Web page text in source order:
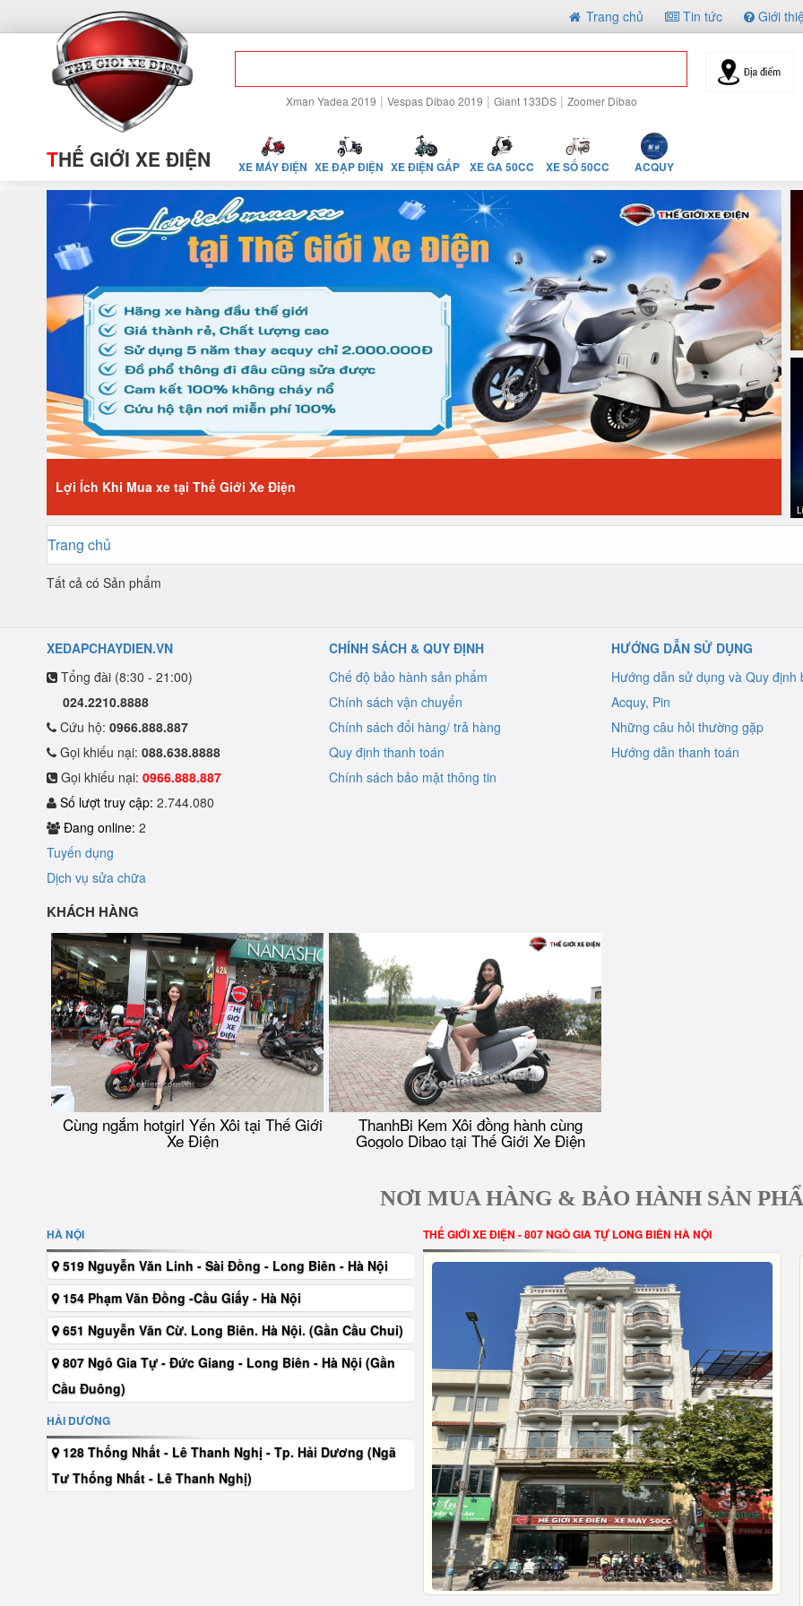
Giới
Tin tức
Trang chủ
THẾ GIỚI XE ĐIỆN
Xman Yadea 2019 | Vespas Dibao 2019 | Giant 133DS | Zoomer Dibao
XE MÁY ĐIỆN XE ĐẠP ĐIỆN XE ĐIỆN GẤP XE GA 50CC XE SỐ 50CC ACQUY
Lợi Ích Khi Mua xe tại Thế Giới Xe Điện
Trang chủ
Tất cả có Sản phẩm
XEDAPCHAYDIEN.VN
Tổng đài (8:30 - 21:00)
024.2210.8888
Cứu hộ: 0966.888.887
Gọi khiếu nại: 088.638.8888
Gọi khiếu nại: 0966.888.887
Số lượt truy cập: 2.744.080
Đang online: 2
Tuyến dụng
Dịch vụ sửa chữa
CHÍNH SÁCH & QUY ĐỊNH
Chế độ bảo hành sản phẩm
Chính sách vận chuyển
Chính sách đổi hàng/ trả hàng
Quy định thanh toán
Chính sách bảo mật thông tin
HƯỚNG DẪN SỬ DỤNG
Hướng dẫn sử dụng và Quy định
Acquy, Pin
Những câu hỏi thường gặp
Hướng dẫn thanh toán
KHÁCH HÀNG
Cùng ngắm hotgirl Yến Xôi tại Thế Giới
Xe Điện
ThanhBi Kem Xôi đồng hành cùng
Gogolo Dibao tại Thế Giới Xe Điện
NƠI MUA HÀNG & BẢO HÀNH SẢN
HÀ NỘI
519 Nguyễn Văn Linh - Sài Đồng - Long Biên - Hà Nội
154 Phạm Văn Đồng -Cầu Giấy - Hà Nội
651 Nguyễn Văn Cừ. Long Biên. Hà Nội. (Gần Cầu Chui)
807 Ngô Gia Tự - Đức Giang - Long Biên - Hà Nội (Gần
Cầu Đuông)
HẢI DƯƠNG
128 Thống Nhất - Lê Thanh Nghị - Tp. Hải Dương (Ngã
Tư Thống Nhất - Lê Thanh Nghị)
THẾ GIỚI XE ĐIỆN - 807 NGÔ GIA TỰ LONG BIÊN HÀ NỘI